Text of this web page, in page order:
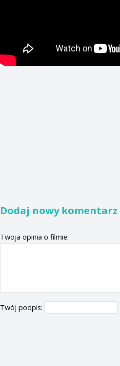
Dodaj nowy komentarz
Twoja opinia o filmie:
Twój podpis: